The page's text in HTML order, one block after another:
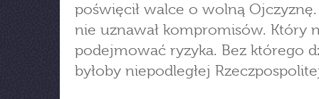
poświęcił walce o wolną
nie uznawał kompromisów. Który
podejmować ryzyka. Bez którego
byłoby niepodległej